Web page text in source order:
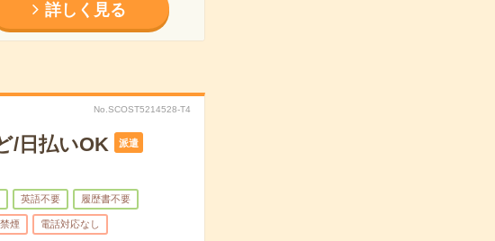
詳しく見る
No.SCOST5214528-T4
/日払いOK 派遣
英語不要 履歴書不要
煙 電話対応なし